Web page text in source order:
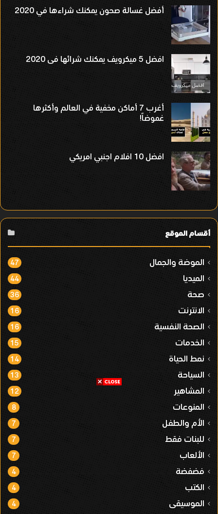
أفضل غسالة صحون يمكنك شراءها في 2020
افضل 5 ميكرويف يمكنك شرائها فى 2020
أغرب 7 أماكن مخفية في العالم وأكثرها
غموضاً!
افضل 10 افلام اجنبي امريكي
أقسام الموقع
الموضة والجمال 47
الميديا 44
صحة 36
الانترنت 16
الصحة النفسية 16
الخدمات 15
نمط الحياة 14
السياحة 13
المشاهير 12
المنوعات 8
الأم والطفل 7
للبنات فقط 7
الألعاب 7
فضفضة 4
الكتب 4
الموسيقى 4